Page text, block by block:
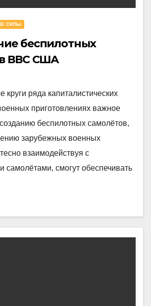
СИЛЫ
беспилотных
ВВС США
круги ряда капиталистических
приготовлениях важное
беспилотных самолётов,
зарубежных военных
взаимодействуя с
самолётами, смогут обеспечивать